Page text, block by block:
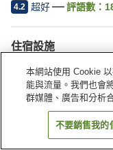
4.2 超好 評語數：
住宿設施
停車場
自動販賣機
本網站使用 Cookie
能與流量。我們也會
群媒體、廣告和分析
不要銷售我的